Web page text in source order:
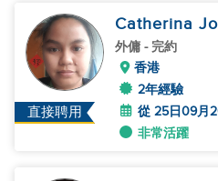
直接聘用
Catherina
外傭 - 完約
香港
2年經驗
從 25日09月
非常活躍